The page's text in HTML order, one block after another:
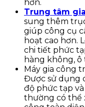
hơn.
Trung tâm
sung thêm
giúp công cụ
hoạt cao hơn.
chi tiết phức
hàng không, ô
Máy gia công
Được sử dụng
độ phức tạp và
thường có thể